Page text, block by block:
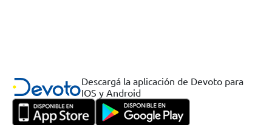
Descargá la aplicación de Devoto para
IOS y Android